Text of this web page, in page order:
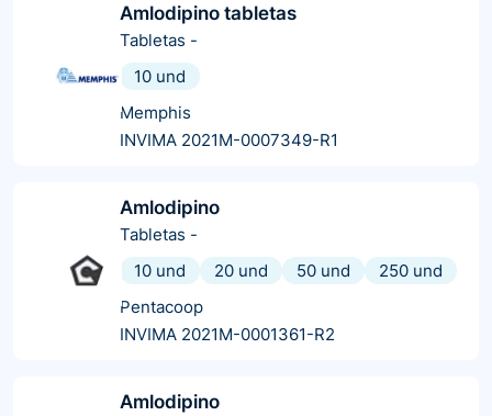
Amlodipino tabletas
Tabletas -
10 und
Memphis
INVIMA 2021M-0007349-R1
Amlodipino
Tabletas -
10 und
20 und 50 und
250 und
Pentacoop
INVIMA 2021M-0001361-R2
Amlodipino